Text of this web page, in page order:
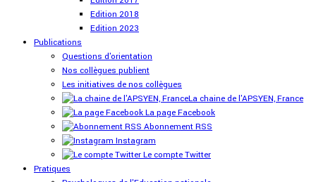
Edition 2018
Edition 2023
Publications
Questions d'orientation
Nos collègues publient
Les initiatives de nos collègues
La chaine de l'APSYEN, France
La page Facebook
Abonnement RSS
Instagram
Le compte Twitter
Pratiques